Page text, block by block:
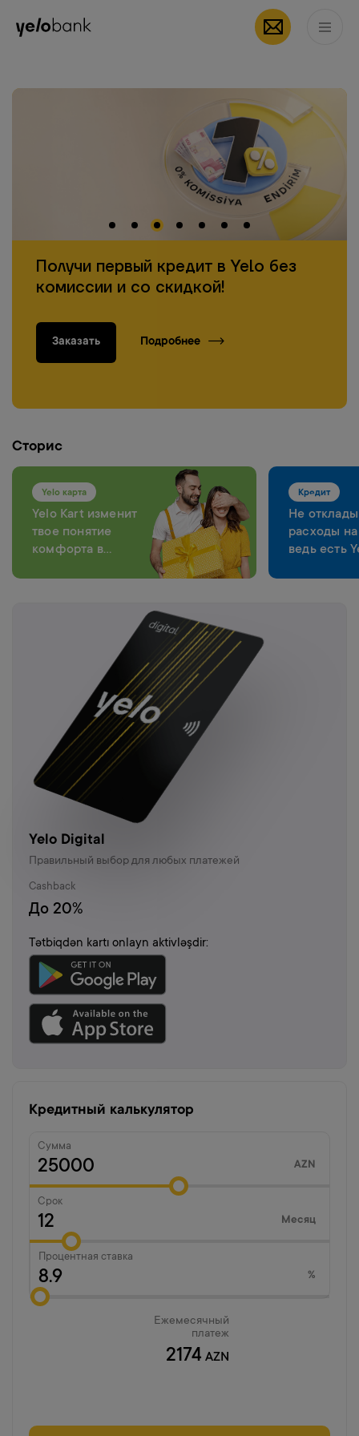
приложение Yelo
Частным лицам
Получи первый кредит в Yelo без
комиссии и со скидкой!
Заказать Подробнее
Сторис
Yelo карта
Yelo Kart изменит
твое понятие
комфорта в
Кредит
Не
расходы
ведь есть
Yelo Digital
Правильный выбор для любых платежей
Cashback
До 20%
Tətbiqdən kartı onlayn aktivləşdir:
Кредитный калькулятор
Сумма
AZN
Срок
Месяц
Процентная ставка
%
Ежемесячный
платеж
2174 AZN